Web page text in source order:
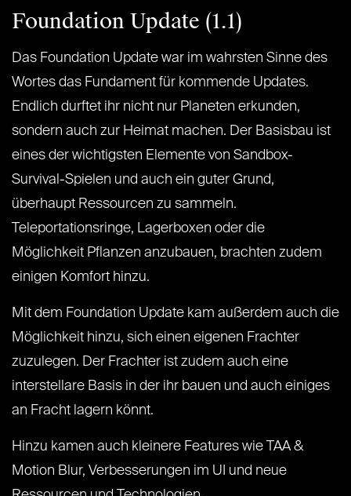
Foundation Update (1.1)
Das Foundation Update war im wahrsten Sinne des
Wortes das Fundament für kommende Updates.
Endlich durftet ihr nicht nur Planeten erkunden,
sondern auch zur Heimat machen. Der Basisbau ist
eines der wichtigsten Elemente von Sandbox-
Survival-Spielen und auch ein guter Grund,
überhaupt Ressourcen zu sammeln.
Teleportationsringe, Lagerboxen oder die
Möglichkeit Pflanzen anzubauen, brachten zudem
einigen Komfort hinzu.
Mit dem Foundation Update kam außerdem auch die
Möglichkeit hinzu, sich einen eigenen Frachter
zuzulegen. Der Frachter ist zudem auch eine
interstellare Basis in der ihr bauen und auch einiges
an Fracht lagern könnt.
Hinzu kamen auch kleinere Features wie TAA &
Motion Blur, Verbesserungen im UI und neue